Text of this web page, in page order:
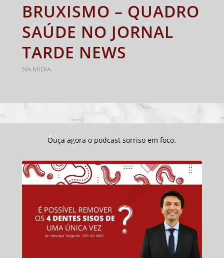
BRUXISMO – QUADRO
SAÚDE NO JORNAL
TARDE NEWS
NA MÍDIA
Ouça agora o podcast sorriso em foco.